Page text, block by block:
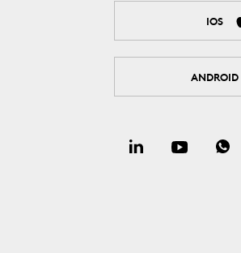
IOS
ANDROID